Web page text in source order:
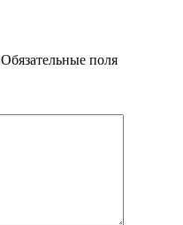
Обязательные поля